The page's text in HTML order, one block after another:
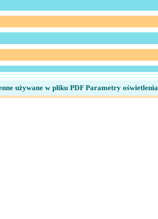
używane w pliku PDF Parametry oświetlenia